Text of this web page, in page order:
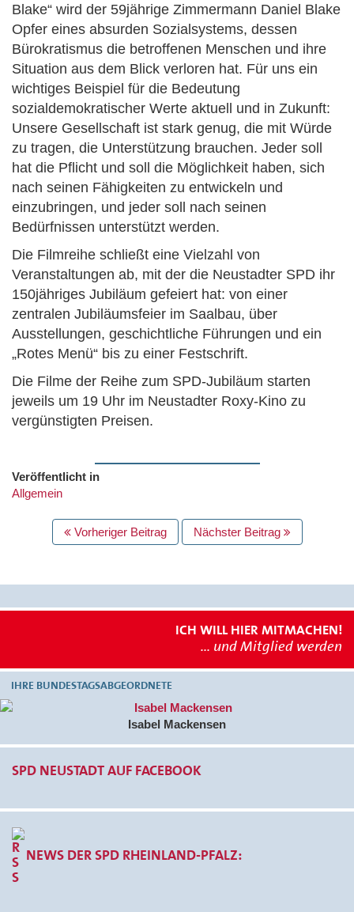
Blake“ wird der 59jährige Zimmermann Daniel Blake
Opfer eines absurden Sozialsystems, dessen
Bürokratismus die betroffenen Menschen und ihre
Situation aus dem Blick verloren hat. Für uns ein
wichtiges Beispiel für die Bedeutung
sozialdemokratischer Werte aktuell und in Zukunft:
Unsere Gesellschaft ist stark genug, die mit Würde
zu tragen, die Unterstützung brauchen. Jeder soll
hat die Pflicht und soll die Möglichkeit haben, sich
nach seinen Fähigkeiten zu entwickeln und
einzubringen, und jeder soll nach seinen
Bedürfnissen unterstützt werden.
Die Filmreihe schließt eine Vielzahl von
Veranstaltungen ab, mit der die Neustadter SPD ihr
150jähriges Jubiläum gefeiert hat: von einer
zentralen Jubiläumsfeier im Saalbau, über
Ausstellungen, geschichtliche Führungen und ein
„Rotes Menü“ bis zu einer Festschrift.
Die Filme der Reihe zum SPD-Jubiläum starten
jeweils um 19 Uhr im Neustadter Roxy-Kino zu
vergünstigten Preisen.
Veröffentlicht in
Allgemein
BEITRAGS
NAVIGATION
Vorheriger Beitrag Nächster Beitrag
ICH WILL HIER MITMACHEN!
... und Mitglied werden
IHRE BUNDESTAGSABGEORDNETE
Isabel Mackensen
SPD NEUSTADT AUF FACEBOOK
NEWS DER SPD RHEINLAND-PFALZ: